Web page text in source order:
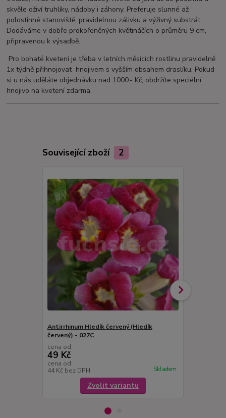
skvěle oživí truhlíky, nádoby i záhony. Preferuje slunné až
polostinné stanoviště, pravidelnou zálivku a výživný substrát.
Dodáváme v dobře prokořeněných květináčích o průměru 9 cm,
připravenou k výsadbě.
Pro bohaté kvetení je třeba v letních měsících rostlinu pravidelně
1x týdně přihnojovat hnojivem s vyšším obsahem draslíku. Pokud
si u nás uděláte objednávku nad 1000.- Kč, obdržíte speciélní
hnojivo na kvetení zdarma.
Související zboží 2
Antirrhinum Hledík červený (Hledík
červený) - 027C
cena od
49 Kč
cena od
44 Kč bez DPH Skladem
Zvolit variantu